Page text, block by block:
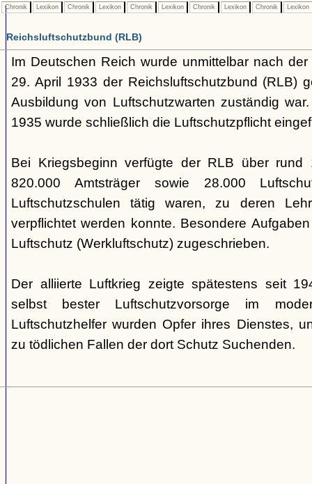
Chronik Lexikon Chronik Lexikon Chronik Lexikon Chronik Lexikon Chronik Lexikon
Reichsluftschutzbund (RLB)
Im Deutschen Reich wurde unmittelbar nach
29. April 1933 der Reichsluftschutzbund (RLB)
Ausbildung von Luftschutzwarten zuständig
1935 wurde schließlich die Luftschutzpflicht
Bei Kriegsbeginn verfügte der RLB über rund
820.000 Amtsträger sowie 28.000
Luftschutzschulen tätig waren, zu deren
verpflichtet werden konnte. Besondere
Luftschutz (Werkluftschutz) zugeschrieben.
Der alliierte Luftkrieg zeigte spätestens seit
selbst bester Luftschutzvorsorge im
Luftschutzhelfer wurden Opfer ihres Dienstes,
zu tödlichen Fallen der dort Schutz Suchenden.